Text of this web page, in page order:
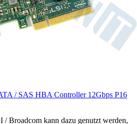
/ SAS HBA Controller 12Gbps P16
Broadcom kann dazu genutzt werden,